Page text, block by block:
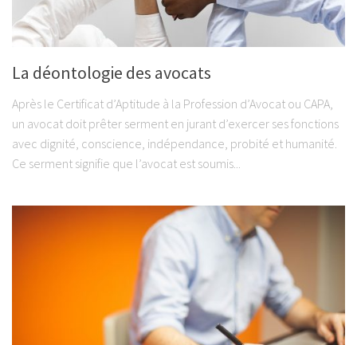
La déontologie des avocats
Après le Certificat d’Aptitude à la Profession d’Avocat ou CAPA,
un avocat doit prêter serment en jurant d’exercer ses fonctions
avec dignité, conscience, indépendance, probité et humanité.
Ce serment signifie que l’avocat est soumis...